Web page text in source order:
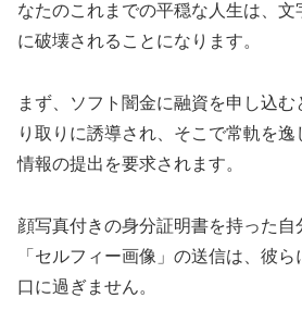
なたのこれまでの平穏な人生は、
に破壊されることになります。
まず、ソフト闇金に融資を申し込
り取りに誘導され、そこで常軌を逸
情報の提出を要求されます。
顔写真付きの身分証明書を持った自
「セルフィー画像」の送信は、彼
口に過ぎません。